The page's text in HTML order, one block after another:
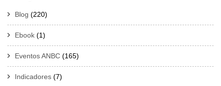
Blog (220)
Ebook (1)
Eventos ANBC (165)
Indicadores (7)